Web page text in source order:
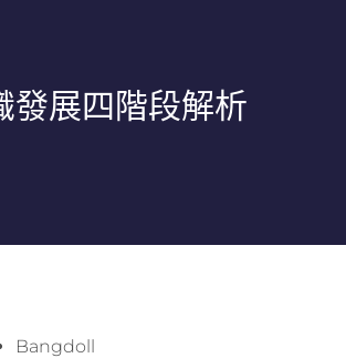
發展四階段解析
Bangdoll